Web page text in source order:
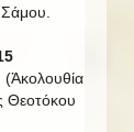
Θεοτόκου